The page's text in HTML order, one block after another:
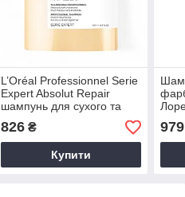
L’Oréal Professionnel Serie
Expert Absolut Repair
шампунь для сухого та
пошкодженого волосся
Лореаль 500 мл рефіл
826₴
Купити
979